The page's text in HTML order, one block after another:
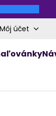
Môj účet